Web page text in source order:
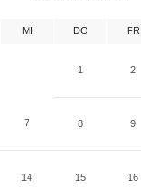
MI DO FR
1 2
7 8 9
14 15 16